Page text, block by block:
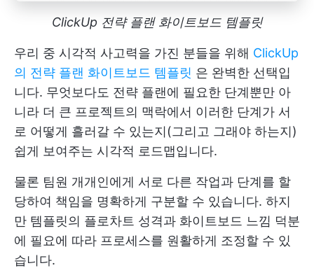
ClickUp 전략 플랜 화이트보드 템플릿
우리 중 시각적 사고력을 가진 분들을 위해 ClickUp
의 전략 플랜 화이트보드 템플릿 은 완벽한 선택입
니다. 무엇보다도 전략 플랜에 필요한 단계뿐만 아
니라 더 큰 프로젝트의 맥락에서 이러한 단계가 서
로 어떻게 흘러갈 수 있는지(그리고 그래야 하는지)
쉽게 보여주는 시각적 로드맵입니다.
물론 팀원 개개인에게 서로 다른 작업과 단계를 할
당하여 책임을 명확하게 구분할 수 있습니다. 하지
만 템플릿의 플로차트 성격과 화이트보드 느낌 덕분
에 필요에 따라 프로세스를 원활하게 조정할 수 있
습니다.